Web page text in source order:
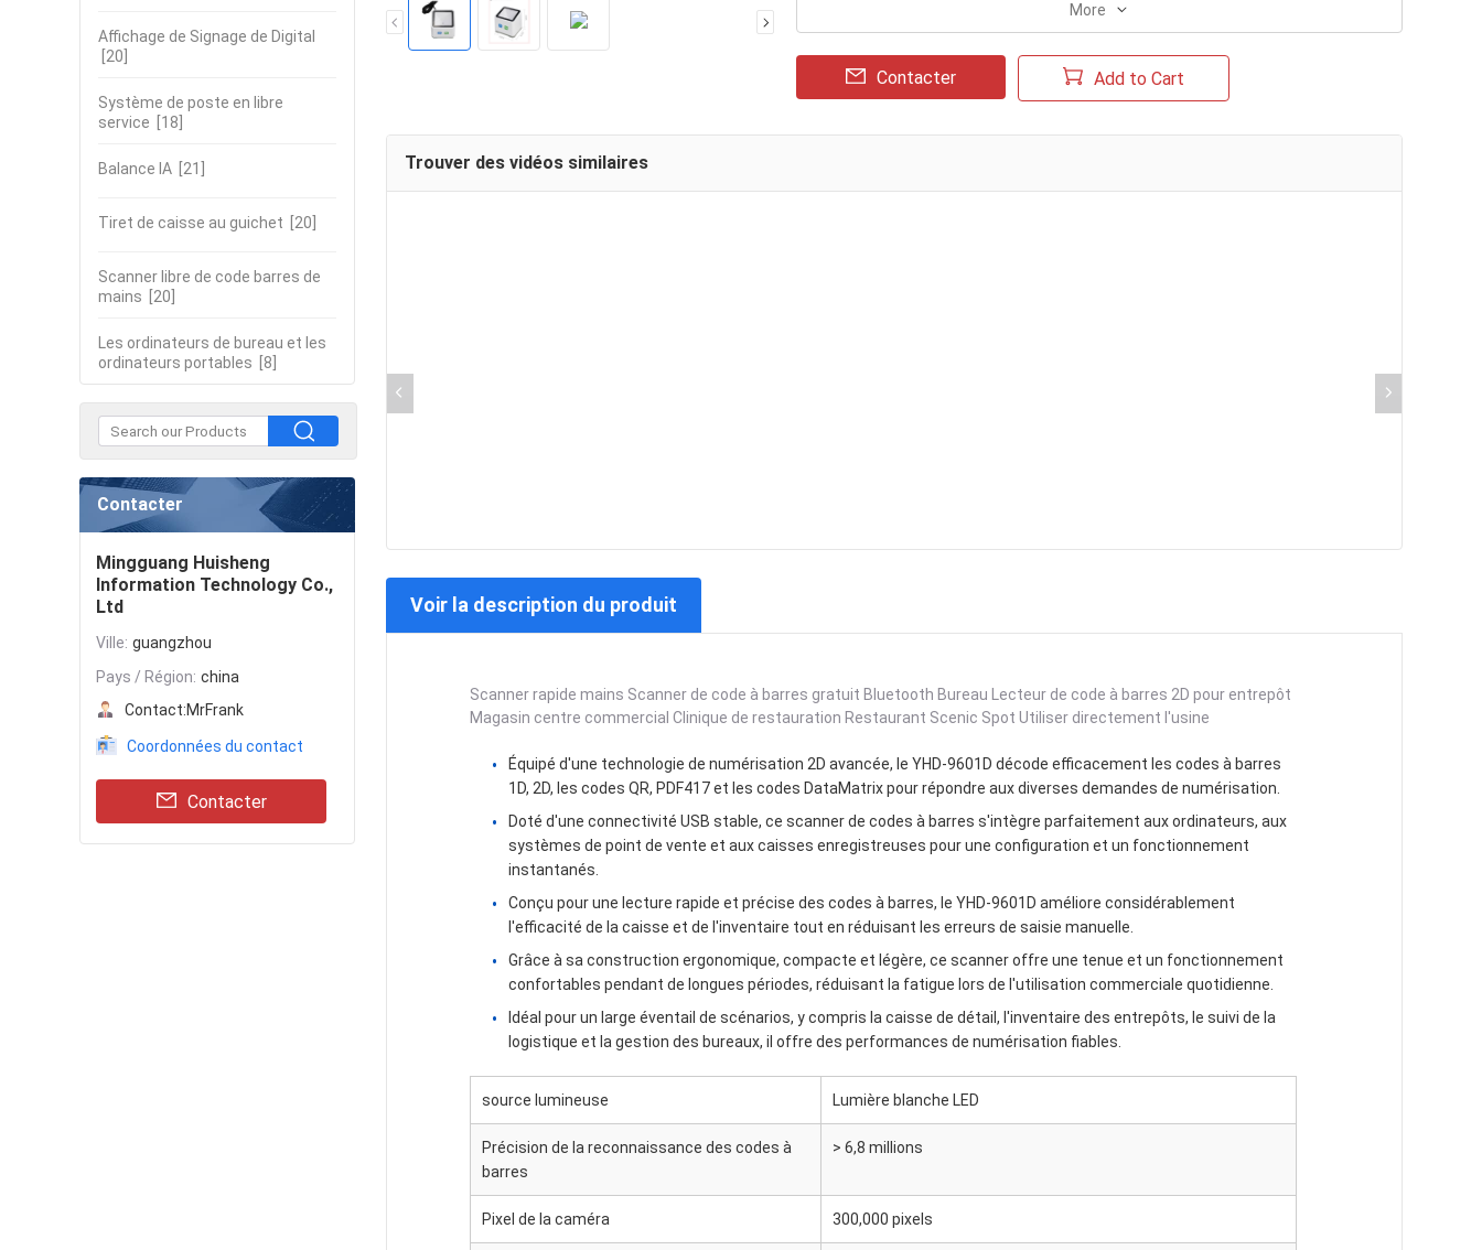
Affichage de Signage de Digital
[20]
Système de poste en libre
service [18]
Balance IA [21]
Tiret de caisse au guichet [20]
Scanner libre de code barres de
mains [20]
Les ordinateurs de bureau et les
ordinateurs portables [8]
Contacter
Mingguang Huisheng
Information Technology Co.,
Ltd
Ville: guangzhou
Pays / Région: china
Contact:MrFrank
Coordonnées du contact
Contacter
More
Contacter Add to Cart
Trouver des vidéos similaires
Voir la description du produit
Scanner rapide mains Scanner de code à barres gratuit Bluetooth Bureau Lecteur de code à barres 2D pour entrepôt
Magasin centre commercial Clinique de restauration Restaurant Scenic Spot Utiliser directement l'usine
Équipé d'une technologie de numérisation 2D avancée, le YHD-9601D décode efficacement les codes à barres
1D, 2D, les codes QR, PDF417 et les codes DataMatrix pour répondre aux diverses demandes de numérisation.
Doté d'une connectivité USB stable, ce scanner de codes à barres s'intègre parfaitement aux ordinateurs, aux
systèmes de point de vente et aux caisses enregistreuses pour une configuration et un fonctionnement
instantanés.
Conçu pour une lecture rapide et précise des codes à barres, le YHD-9601D améliore considérablement
l'efficacité de la caisse et de l'inventaire tout en réduisant les erreurs de saisie manuelle.
Grâce à sa construction ergonomique, compacte et légère, ce scanner offre une tenue et un fonctionnement
confortables pendant de longues périodes, réduisant la fatigue lors de l'utilisation commerciale quotidienne.
Idéal pour un large éventail de scénarios, y compris la caisse de détail, l'inventaire des entrepôts, le suivi de la
logistique et la gestion des bureaux, il offre des performances de numérisation fiables.
source lumineuse Lumière blanche LED
Précision de la reconnaissance des codes à
barres
> 6,8 millions
Pixel de la caméra 300,000 pixels